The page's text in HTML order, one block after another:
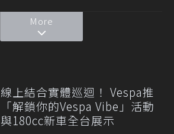
More
線上結合實體巡迴！ Vespa推
「解鎖你的Vespa Vibe」活動
與180cc新車全台展示